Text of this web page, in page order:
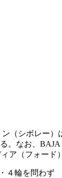
（シボレー）
。なお、
ア（フォード
４輪を問わず